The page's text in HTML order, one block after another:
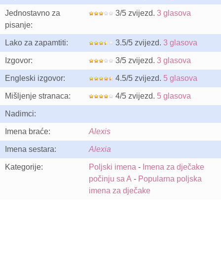
Jednostavno za
pisanje:
3/5 zvijezd. 3 glasova
Lako za zapamtiti: 3.5/5 zvijezd. 3 glasova
Izgovor: 3/5 zvijezd. 3 glasova
Engleski izgovor: 4.5/5 zvijezd. 5 glasova
Mišljenje stranaca: 4/5 zvijezd. 5 glasova
Nadimci:
Imena braće: Alexis
Imena sestara: Alexia
Kategorije: Poljski imena - Imena za dječake
počinju sa A - Popularna poljska
imena za dječake